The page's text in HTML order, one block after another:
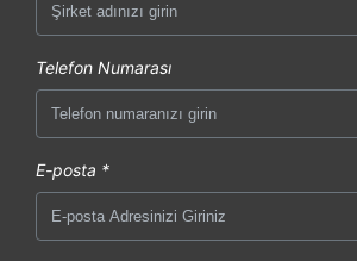
Telefon Numarası
E-posta *